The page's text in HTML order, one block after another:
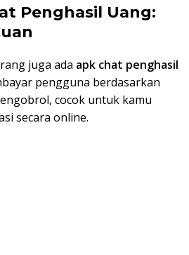
Penghasil Uang:
juga ada apk chat penghasil
pengguna berdasarkan
cocok untuk kamu
secara online.